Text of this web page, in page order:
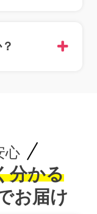
心
分かる
お届け